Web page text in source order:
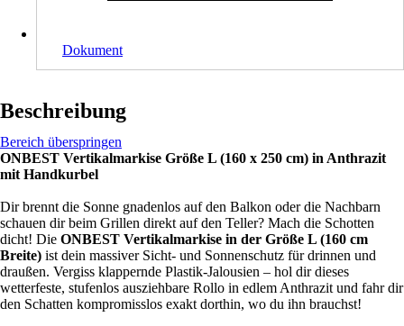
Dokument
Beschreibung
Bereich überspringen
ONBEST Vertikalmarkise Größe L (160 x 250 cm) in Anthrazit
mit Handkurbel
Dir brennt die Sonne gnadenlos auf den Balkon oder die Nachbarn
schauen dir beim Grillen direkt auf den Teller? Mach die Schotten
dicht! Die ONBEST Vertikalmarkise in der Größe L (160 cm
Breite) ist dein massiver Sicht- und Sonnenschutz für drinnen und
draußen. Vergiss klappernde Plastik-Jalousien – hol dir dieses
wetterfeste, stufenlos ausziehbare Rollo in edlem Anthrazit und fahr dir
den Schatten kompromisslos exakt dorthin, wo du ihn brauchst!